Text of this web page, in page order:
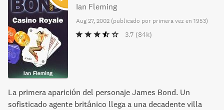
Ian Fleming
Aug 27, 2002 (publicado por primera vez en 1953)
3.7 (84k)
La primera aparición del personaje James Bond. Un
sofisticado agente británico llega a una decadente villa